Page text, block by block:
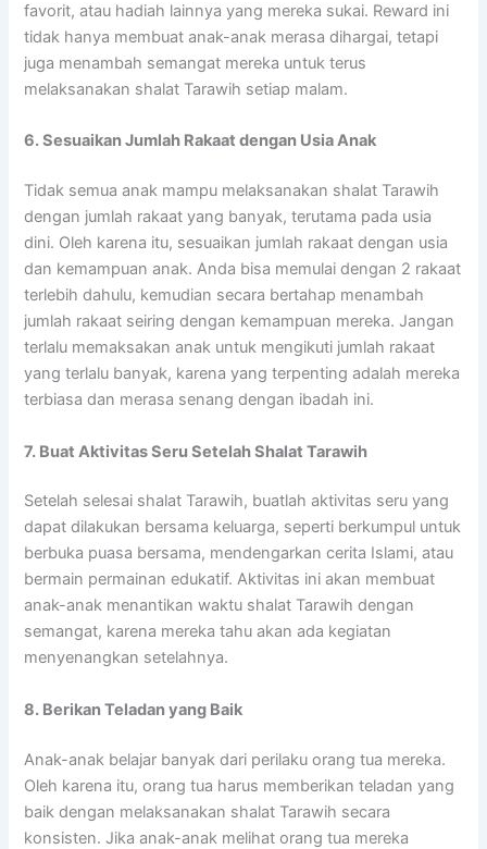
favorit, atau hadiah lainnya yang mereka sukai. Reward ini
tidak hanya membuat anak-anak merasa dihargai, tetapi
juga menambah semangat mereka untuk terus
melaksanakan shalat Tarawih setiap malam.
6. Sesuaikan Jumlah Rakaat dengan Usia Anak
Tidak semua anak mampu melaksanakan shalat Tarawih
dengan jumlah rakaat yang banyak, terutama pada usia
dini. Oleh karena itu, sesuaikan jumlah rakaat dengan usia
dan kemampuan anak. Anda bisa memulai dengan 2 rakaat
terlebih dahulu, kemudian secara bertahap menambah
jumlah rakaat seiring dengan kemampuan mereka. Jangan
terlalu memaksakan anak untuk mengikuti jumlah rakaat
yang terlalu banyak, karena yang terpenting adalah mereka
terbiasa dan merasa senang dengan ibadah ini.
7. Buat Aktivitas Seru Setelah Shalat Tarawih
Setelah selesai shalat Tarawih, buatlah aktivitas seru yang
dapat dilakukan bersama keluarga, seperti berkumpul untuk
berbuka puasa bersama, mendengarkan cerita Islami, atau
bermain permainan edukatif. Aktivitas ini akan membuat
anak-anak menantikan waktu shalat Tarawih dengan
semangat, karena mereka tahu akan ada kegiatan
menyenangkan setelahnya.
8. Berikan Teladan yang Baik
Anak-anak belajar banyak dari perilaku orang tua mereka.
Oleh karena itu, orang tua harus memberikan teladan yang
baik dengan melaksanakan shalat Tarawih secara
konsisten. Jika anak-anak melihat orang tua mereka